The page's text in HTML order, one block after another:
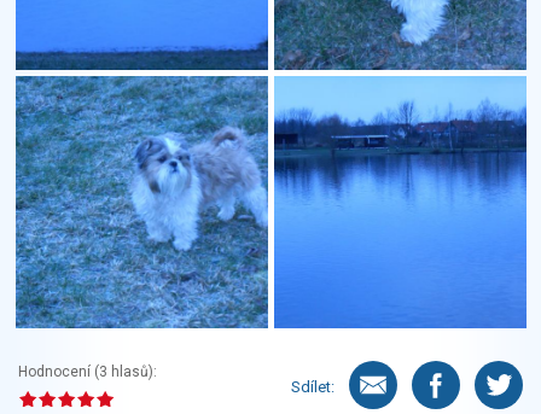
Hodnocení (3 hlasů):
Sdílet: